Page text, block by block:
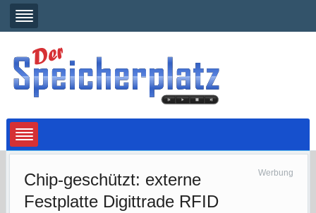
Chip-geschützt: externe
Festplatte Digittrade RFID
Werbung